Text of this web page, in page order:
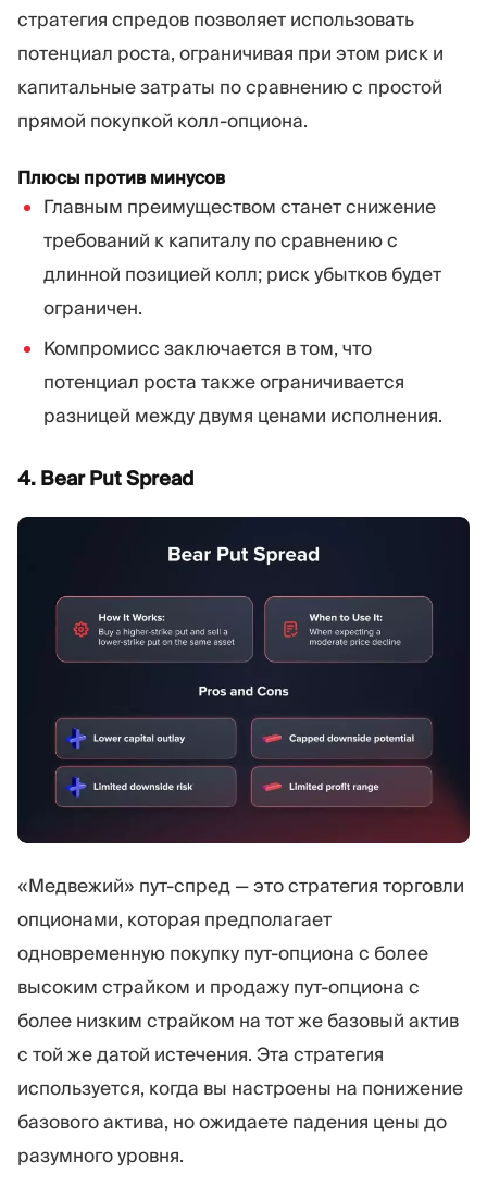
стратегия спредов позволяет использовать
потенциал роста, ограничивая при этом риск и
капитальные затраты по сравнению с простой
прямой покупкой колл-опциона.
Плюсы против минусов
Главным преимуществом станет снижение
требований к капиталу по сравнению с
длинной позицией колл; риск убытков будет
ограничен.
Компромисс заключается в том, что
потенциал роста также ограничивается
разницей между двумя ценами исполнения.
4. Bear Put Spread
«Медвежий» пут-спред — это стратегия торговли
опционами, которая предполагает
одновременную покупку пут-опциона с более
высоким страйком и продажу пут-опциона с
более низким страйком на тот же базовый актив
с той же датой истечения. Эта стратегия
используется, когда вы настроены на понижение
базового актива, но ожидаете падения цены до
разумного уровня.